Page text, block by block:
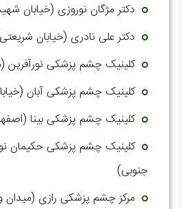
دکتر مژگان نوروزی (خیابان
دکتر علی نادری (خیابان
کلینیک چشم پزشکی
کلینیک چشم پزشکی آبان
کلینیک چشم پزشکی بینا
کلینیک چشم پزشکی حکیمان
جنوبی)
مرکز چشم پزشکی رازی